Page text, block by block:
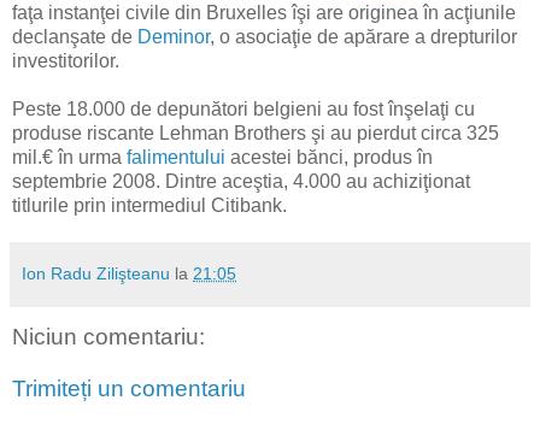
faţa instanţei civile din Bruxelles îşi are originea în acţiunile
declanşate de Deminor, o asociaţie de apărare a drepturilor
investitorilor.
Peste 18.000 de depunători belgieni au fost înşelaţi cu
produse riscante Lehman Brothers şi au pierdut circa 325
mil.€ în urma falimentului acestei bănci, produs în
septembrie 2008. Dintre aceştia, 4.000 au achiziţionat
titlurile prin intermediul Citibank.
Ion Radu Zilişteanu la 21:05
Niciun comentariu:
Trimiteți un comentariu